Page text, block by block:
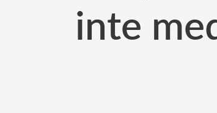
inte